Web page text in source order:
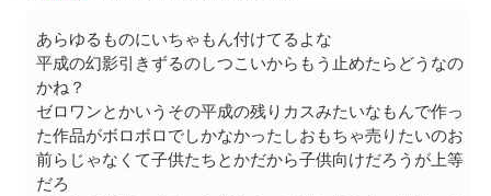
あらゆるものにいちゃもん付けてるよな
平成の幻影引きずるのしつこいからもう止めたらどうなの
かね？
ゼロワンとかいうその平成の残りカスみたいなもんで作っ
た作品がボロボロでしかなかったしおもちゃ売りたいのお
前らじゃなくて子供たちとかだから子供向けだろうが上等
だろ